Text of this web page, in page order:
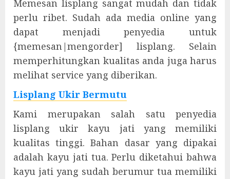
Memesan lisplang sangat mudah dan tidak
perlu ribet. Sudah ada media online yang
dapat menjadi penyedia untuk
{memesan|mengorder] lisplang. Selain
memperhitungkan kualitas anda juga harus
melihat service yang diberikan.
Lisplang Ukir Bermutu
Kami merupakan salah satu penyedia
lisplang ukir kayu jati yang memiliki
kualitas tinggi. Bahan dasar yang dipakai
adalah kayu jati tua. Perlu diketahui bahwa
kayu jati yang sudah berumur tua memiliki